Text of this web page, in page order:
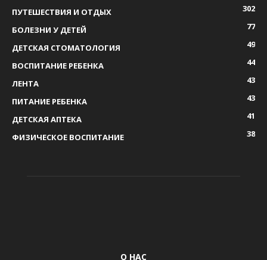
ПУТЕШЕСТВИЯ И ОТДЫХ
302
БОЛЕЗНИ У ДЕТЕЙ
77
ДЕТСКАЯ СТОМАТОЛОГИЯ
49
ВОСПИТАНИЕ РЕБЕНКА
44
ЛЕНТА
43
ПИТАНИЕ РЕБЕНКА
43
ДЕТСКАЯ АПТЕКА
41
ФИЗИЧЕСКОЕ ВОСПИТАНИЕ
38
О НАС